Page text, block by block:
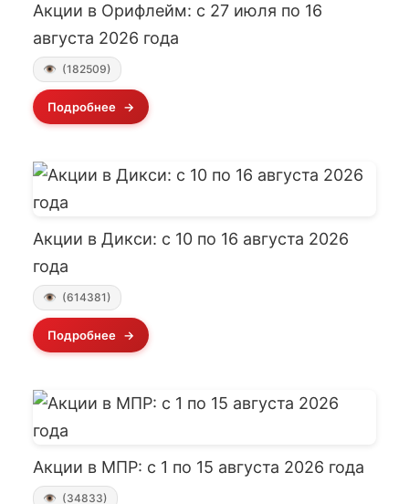
Акции в Орифлейм: с 27 июля по 16
августа 2026 года
(182509)
Подробнее
Акции в Дикси: с 10 по 16 августа 2026
года
(614381)
Подробнее
Акции в МПР: с 1 по 15 августа 2026 года
(34833)